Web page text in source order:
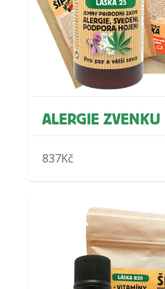
ALERGIE ZVENKU
837Kč